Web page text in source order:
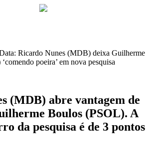
Ricardo Nunes (MDB) deixa Guilherme
poeira’ em nova pesquisa
(MDB) abre vantagem de
Boulos (PSOL). A
da pesquisa é de 3 pontos